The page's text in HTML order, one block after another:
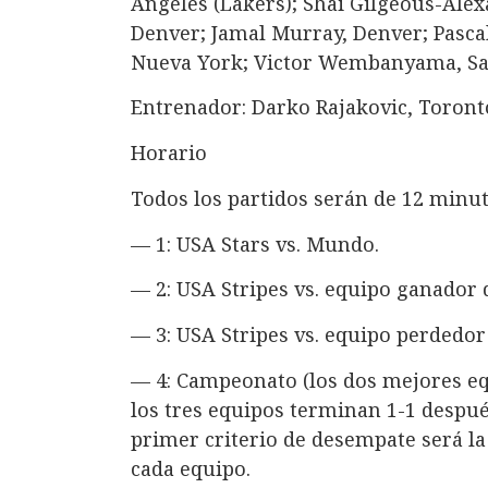
Denver; Jamal Murray, Denver;
Nueva York; Victor Wembanyama,
Entrenador: Darko Rajakovic,
Horario
Todos los partidos serán de 12
— 1: USA Stars vs. Mundo.
— 2: USA Stripes vs. equipo
— 3: USA Stripes vs. equipo
— 4: Campeonato (los dos mejores
los tres equipos terminan 1-1
primer criterio de desempate será
cada equipo.